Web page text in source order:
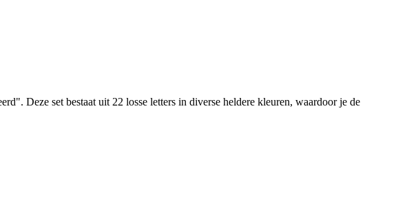
Deze set bestaat uit 22 losse letters in diverse heldere kleuren, waardoor je de